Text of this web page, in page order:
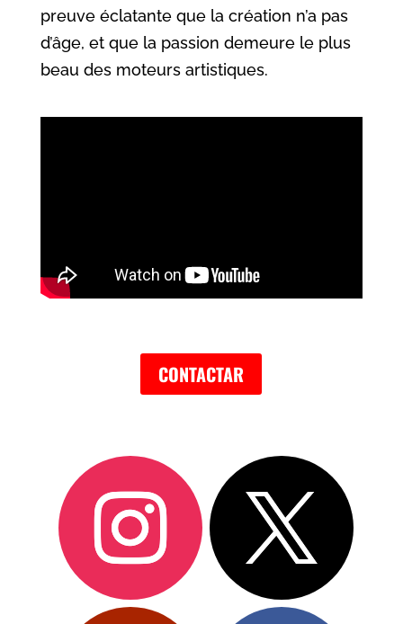
preuve éclatante que la création n’a pas
d’âge, et que la passion demeure le plus
beau des moteurs artistiques.
CONTACTAR